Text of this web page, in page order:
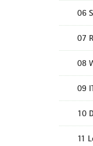
06
07
08
09
10
11